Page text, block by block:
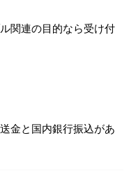
関連の目的なら受け付
金と国内銀行振込があ